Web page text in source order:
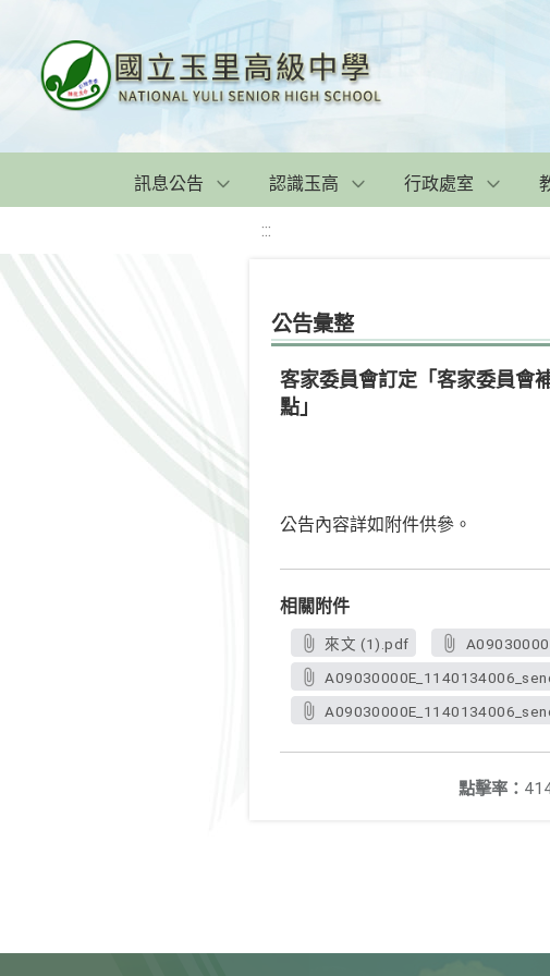
訊息公告 認識玉高 行政處室
:::
公告彙整
客家委員會訂定「客家委員會
點」
公告內容詳如附件供參。
相關附件
來文 (1).pdf
點擊率：